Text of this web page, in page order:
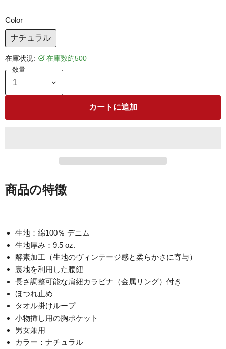
Color
ナチュラル
在庫状況: 在庫数約500
数量
カートに追加
商品の特徴
生地：綿100％ デニム
生地厚み：9.5 oz.
酵素加工（生地のヴィンテージ感と柔らかさに寄与）
裏地を利用した腰紐
長さ調整可能な肩紐カラビナ（金属リング）付き
ほつれ止め
タオル掛けループ
小物挿し用の胸ポケット
男女兼用
カラー：ナチュラル